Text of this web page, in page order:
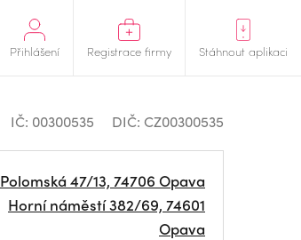
Přihlášení Registrace firmy Stáhnout aplikaci
IČ: 00300535 DIČ: CZ00300535
Polomská 47/13, 74706 Opava
Horní náměstí 382/69, 74601
Opava